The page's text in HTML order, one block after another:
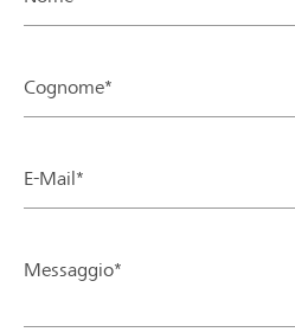
Cognome*
E-Mail*
Messaggio*